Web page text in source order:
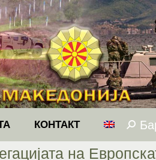
КОНТАКТ
на